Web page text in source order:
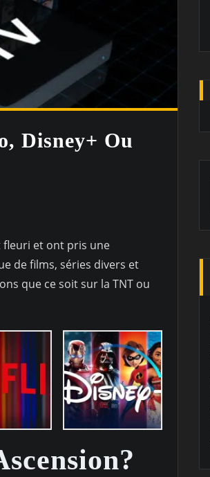
Disney+ Ou
fleuri et ont pris une
de films, séries divers et
que ce soit sur la TNT ou